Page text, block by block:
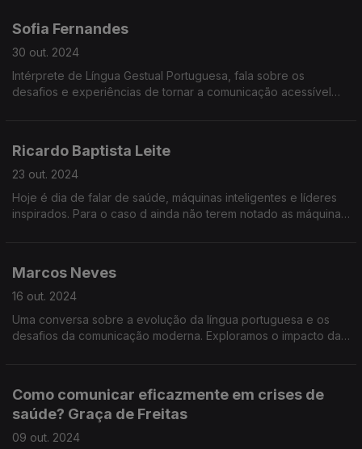
Sofia Fernandes
30 out. 2024
Intérprete de Língua Gestual Portuguesa, fala sobre os
desafios e experiências de tornar a comunicação acessível
Ricardo Baptista Leite
23 out. 2024
Hoje é dia de falar de saúde, máquinas inteligentes e líderes
inspirados. Para o caso d ainda não terem notado as máquinas
Marcos Neves
16 out. 2024
Uma conversa sobre a evolução da língua portuguesa e os
desafios da comunicação moderna. Exploramos o impacto das
Como comunicar eficazmente em crises de
saúde? Graça de Freitas
09 out. 2024